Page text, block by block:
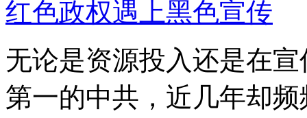
红色政权遇上黑色宣传
无论是资源投入还是在
第一的中共，近几年却